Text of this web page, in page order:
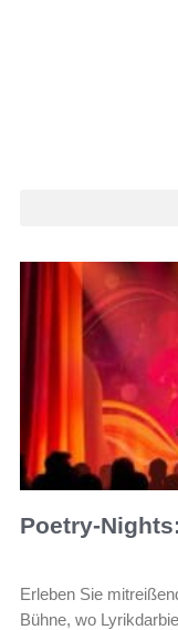
Poetry-
Erleben Sie
Bühne, wo